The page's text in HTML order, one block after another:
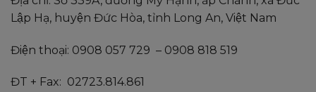
Lập Hạ, huyện Đức Hòa, tỉnh Long An, Việt Nam
Điện thoại: 0908 057 729 – 0908 818 519
ĐT + Fax: 02723.814.861